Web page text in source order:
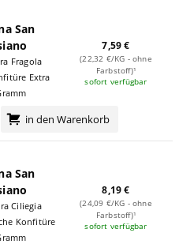
San
Fragola
Extra
7,59 €
(22,32 €/KG - ohne
Farbstoff)¹
sofort verfügbar
in den Warenkorb
San
Ciliegia
Konfitüre
8,19 €
(24,09 €/KG - ohne
Farbstoff)¹
sofort verfügbar